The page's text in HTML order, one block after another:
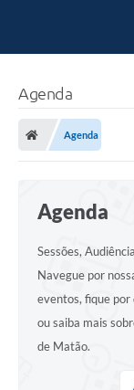
Agenda
Agenda
Agenda
Sessões,
Navegue por
eventos, fique
ou saiba mais
de Matão.